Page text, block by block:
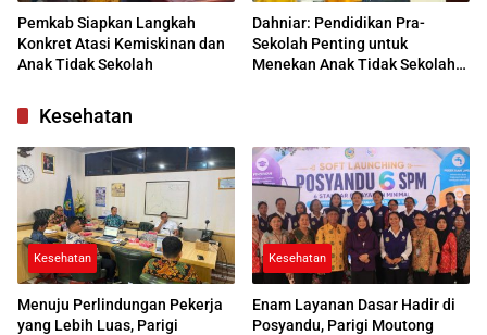
Pemkab Siapkan Langkah
Konkret Atasi Kemiskinan dan
Anak Tidak Sekolah
Dahniar: Pendidikan Pra-
Sekolah Penting untuk
Menekan Anak Tidak Sekolah
Kesehatan
Kesehatan
Menuju Perlindungan Pekerja
yang Lebih Luas, Parigi
Kesehatan
Enam Layanan Dasar Hadir di
Posyandu, Parigi Moutong